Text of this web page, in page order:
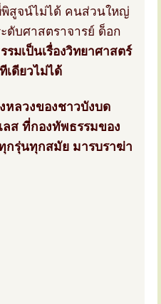
พิสูจน์ไม่ได้ คนส่วนใหญ่
ดับศาสตราจารย์ ด็อก
มเป็นเรื่องวิทยาศาสตร์
เดียวไม่ได้
หลวงของชาวบังบด
ส ที่กองทัพธรรมของ
กรุ่นทุกสมัย มารบราฆ่า